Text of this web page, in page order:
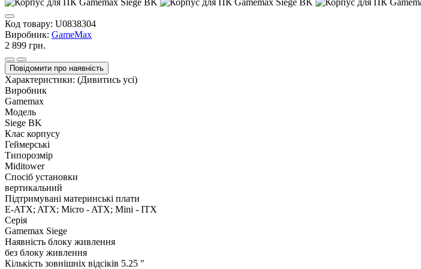
Код товару: U0838304
Виробник: GameMax
2 899 грн.
Повідомити про наявність
Характеристики: (Дивитись усі)
Виробник
Gamemax
Модель
Siege BK
Клас корпусу
Геймерські
Типорозмір
Miditower
Спосіб установки
вертикальний
Підтримувані материнські плати
E-ATX; ATX; Micro - ATX; Mini - ITX
Серія
Gamemax Siege
Наявність блоку живлення
без блоку живлення
Кількість зовнішніх відсіків 5.25 "